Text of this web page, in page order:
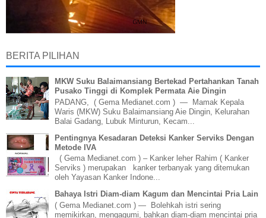
BERITA PILIHAN
MKW Suku Balaimansiang Bertekad Pertahankan Tanah
Pusako Tinggi di Komplek Permata Aie Dingin
PADANG, ( Gema Medianet.com ) — Mamak Kepala
Waris (MKW) Suku Balaimansiang Aie Dingin, Kelurahan
Balai Gadang, Lubuk Minturun, Kecam...
Pentingnya Kesadaran Deteksi Kanker Serviks Dengan
Metode IVA
( Gema Medianet.com ) – Kanker leher Rahim ( Kanker
Serviks ) merupakan kanker terbanyak yang ditemukan
oleh Yayasan Kanker Indone...
Bahaya Istri Diam-diam Kagum dan Mencintai Pria Lain
( Gema Medianet.com ) — Bolehkah istri sering
memikirkan, mengagumi, bahkan diam-diam mencintai pria